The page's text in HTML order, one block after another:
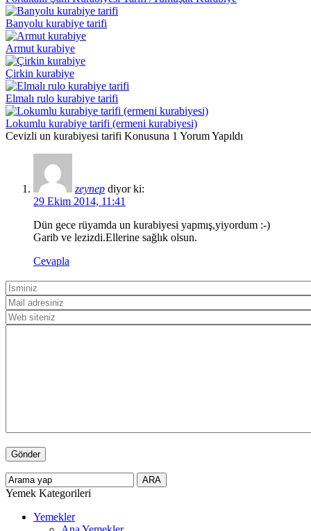
Banyolu kurabiye tarifi
Armut kurabiye
Çirkin kurabiye
Elmalı rulo kurabiye tarifi
Lokumlu kurabiye tarifi (ermeni kurabiyesi)
Cevizli un kurabiyesi tarifi Konusuna 1 Yorum Yapıldı
zeynep diyor ki:
29 Ekim 2014, 11:41
Dün gece rüyamda un kurabiyesi yapmış,yiyordum :-)
Garib ve lezizdi.Ellerine sağlık olsun.
Cevapla
Yemek Kategorileri
Yemekler